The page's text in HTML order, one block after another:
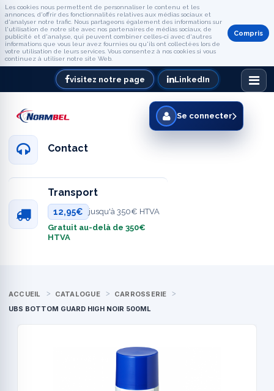
Les cookies nous permettent de personnaliser le contenu et les
annonces, d'offrir des fonctionnalités relatives aux médias sociaux et
d'analyser notre trafic. Nous partageons également des informations sur
l'utilisation de notre site avec nos partenaires de médias sociaux, de
publicité et d'analyse, qui peuvent combiner celles-ci avec d'autres
informations que vous leur avez fournies ou qu'ils ont collectées lors de
votre utilisation de leurs services. Vous consentez à nos cookies si vous
continuez à utiliser notre site Web.
Compris
visitez notre page LinkedIn
Contact
Transport
12,95€
jusqu'à 350€ HTVA
Gratuit au-delà de 350€
HTVA
Se connecter
ACCUEIL CATALOGUE
CARROSSERIE
UBS BOTTOM GUARD HIGH NOIR 500ML